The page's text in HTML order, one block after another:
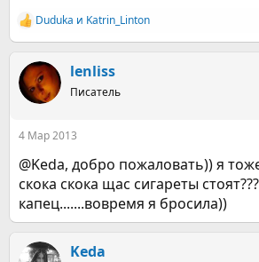
Р
е
к
ц
и
Duduka и Katrin_Linton
lenliss
Писатель
4 Мар 2013
@Keda, добро пожаловать)) я
скока скока щас сигареты стоят???
капец.......вовремя я бросила))
Keda